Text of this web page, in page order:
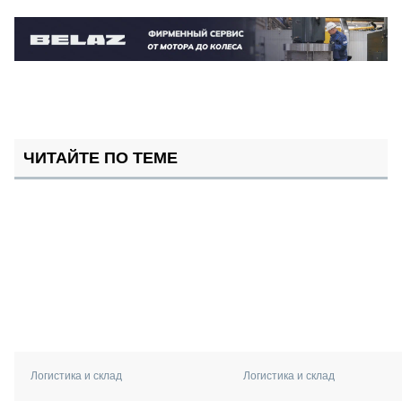
ЧИТАЙТЕ ПО ТЕМЕ
Логистика и склад Логистика и склад